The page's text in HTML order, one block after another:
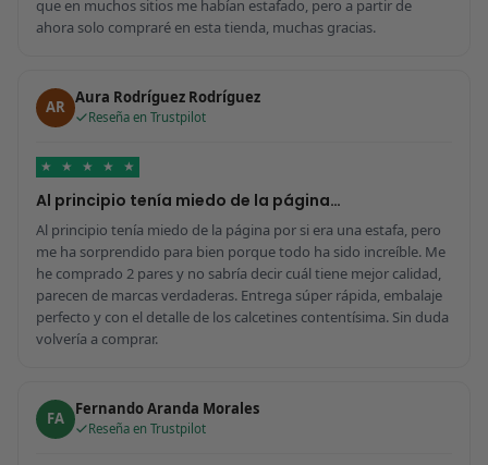
que en muchos sitios me habían estafado, pero a partir de
ahora solo compraré en esta tienda, muchas gracias.
AR Aura Rodríguez Rodríguez
Reseña en Trustpilot
★ ★ ★ ★ ★
Al principio tenía miedo de la página…
Al principio tenía miedo de la página por si era una estafa, pero
me ha sorprendido para bien porque todo ha sido increíble. Me
he comprado 2 pares y no sabría decir cuál tiene mejor calidad,
parecen de marcas verdaderas. Entrega súper rápida, embalaje
perfecto y con el detalle de los calcetines contentísima. Sin duda
volvería a comprar.
FA Fernando Aranda Morales
Reseña en Trustpilot